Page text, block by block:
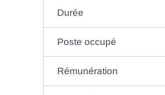
Durée
Poste occupé
Rémunération